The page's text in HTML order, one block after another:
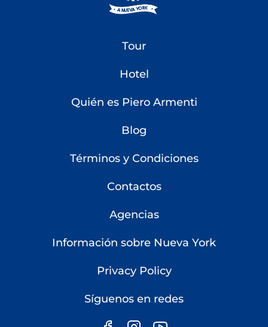
Tour
Hotel
Quién es Piero Armenti
Blog
Términos y Condiciones
Contactos
Agencias
Información sobre Nueva York
Privacy Policy
Síguenos en redes